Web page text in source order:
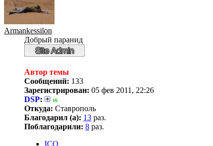
Armankessilon
Добрый паранид
Автор темы
Сообщений: 133
Зарегистрирован: 05 фев 2011, 22:26
DSP: 16
Откуда: Ставрополь
Благодарил (а): 13 раз.
Поблагодарили: 8 раз.
ICQ